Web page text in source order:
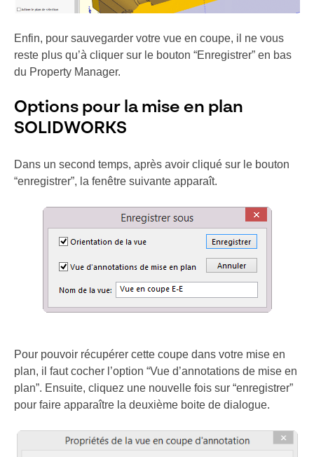
Enfin, pour sauvegarder votre vue en coupe, il ne vous
reste plus qu’à cliquer sur le bouton “Enregistrer” en bas
du Property Manager.
Options pour la mise en plan
SOLIDWORKS
Dans un second temps, après avoir cliqué sur le bouton
“enregistrer”, la fenêtre suivante apparaît.
Pour pouvoir récupérer cette coupe dans votre mise en
plan, il faut cocher l’option “Vue d’annotations de mise en
plan”. Ensuite, cliquez une nouvelle fois sur “enregistrer”
pour faire apparaître la deuxième boite de dialogue.